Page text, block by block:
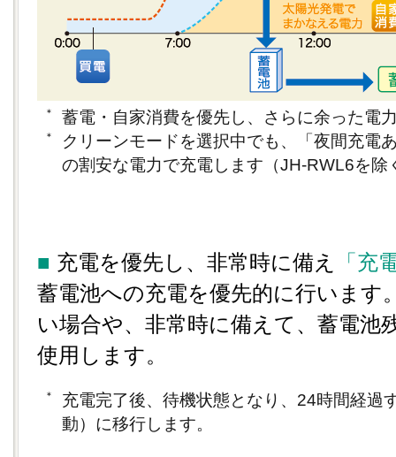
＊ 蓄電・自家消費を優先し、さらに余った電
＊
クリーンモードを選択中でも、「夜間充電
の割安な電力で充電します（JH-RWL6を除
■ 充電を優先し、非常時に備え
「充
蓄電池への充電を優先的に行います
い場合や、非常時に備えて、蓄電池
使用します。
＊
充電完了後、待機状態となり、24時間経過
動）に移行します。